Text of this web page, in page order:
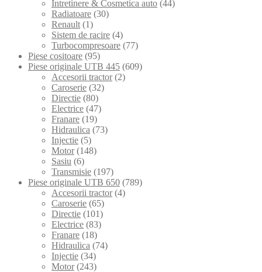
Intretinere & Cosmetica auto (44)
Radiatoare (30)
Renault (1)
Sistem de racire (4)
Turbocompresoare (77)
Piese cositoare (95)
Piese originale UTB 445 (609)
Accesorii tractor (2)
Caroserie (32)
Directie (80)
Electrice (47)
Franare (19)
Hidraulica (73)
Injectie (5)
Motor (148)
Sasiu (6)
Transmisie (197)
Piese originale UTB 650 (789)
Accesorii tractor (4)
Caroserie (65)
Directie (101)
Electrice (83)
Franare (18)
Hidraulica (74)
Injectie (34)
Motor (243)